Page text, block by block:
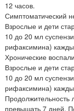
12 часов.
Симптоматический
Взрослые и дети
10 до 20 мл
рифаксимина)
Хронические
Взрослые и дети
10 до 20 мл
рифаксимина)
превышать 7 дней.